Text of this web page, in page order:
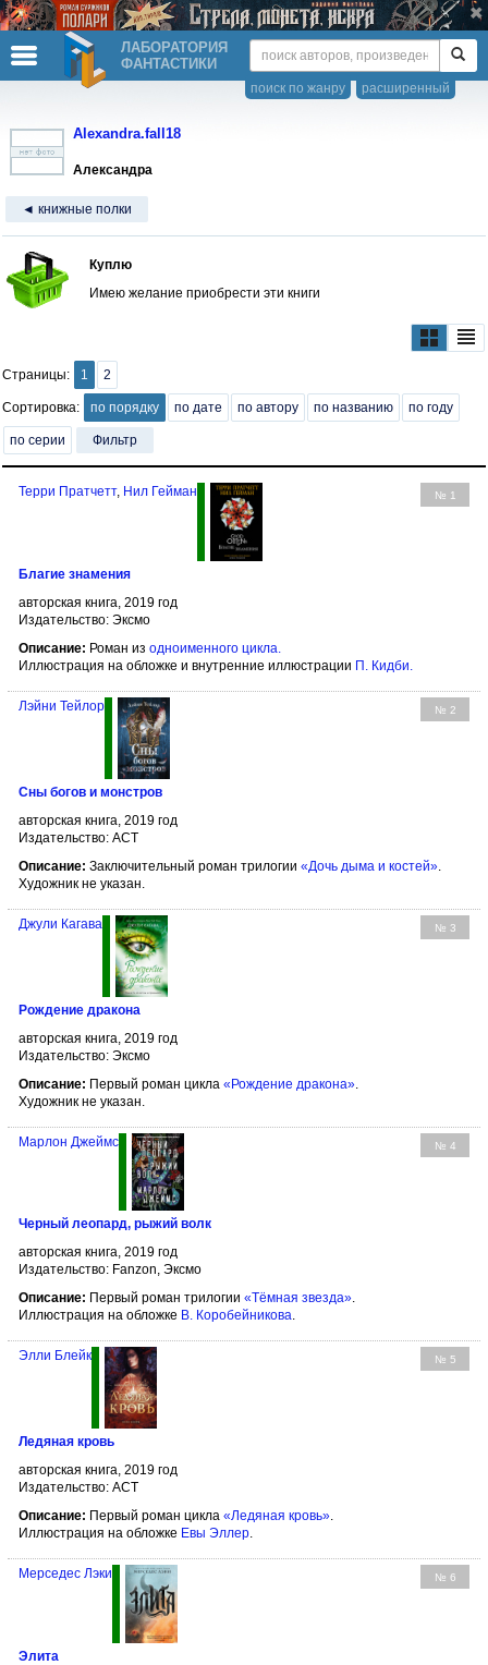
ЛАБОРАТОРИЯ
ФАНТАСТИКИ
расширенный
поиск по жанру
Alexandra.fall18
Александра
◄ книжные полки
Куплю
Имею желание приобрести эти книги
Страницы: 1 2
Сортировка: по порядку по дате по автору по названию по году
по серии Фильтр
№ 1
Терри Пратчетт, Нил Гейман
Благие знамения
авторская книга, 2019 год
Издательство: Эксмо
Описание: Роман из одноименного цикла.
Иллюстрация на обложке и внутренние иллюстрации П. Кидби.
№ 2
Лэйни Тейлор
Сны богов и монстров
авторская книга, 2019 год
Издательство: АСТ
Описание: Заключительный роман трилогии «Дочь дыма и костей».
Художник не указан.
№ 3
Джули Кагава
Рождение дракона
авторская книга, 2019 год
Издательство: Эксмо
Описание: Первый роман цикла «Рождение дракона»
Художник не указан.
№ 4
Марлон Джеймс
Черный леопард, рыжий волк
авторская книга, 2019 год
Издательство: Fanzon, Эксмо
Описание: Первый роман трилогии «Тёмная звезда»
Иллюстрация на обложке В. Коробейникова
№ 5
Элли Блейк
Ледяная кровь
авторская книга, 2019 год
Издательство: АСТ
Описание: Первый роман цикла «Ледяная кровь».
Иллюстрация на обложке Евы Эллер.
№ 6
Мерседес Лэки
Элита